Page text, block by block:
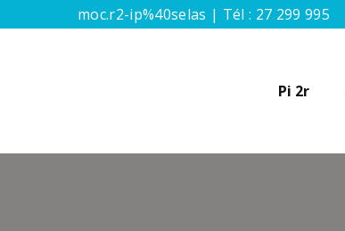
moc.r2-ip%40selas | Tél : 27 299 995
Pi 2r